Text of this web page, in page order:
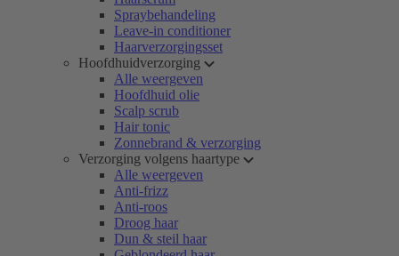
Spraybehandeling
Leave-in conditioner
Haarverzorgingsset
Hoofdhuidverzorging
Alle weergeven
Hoofdhuid olie
Scalp scrub
Hair tonic
Zonnebrand & verzorging
Verzorging volgens haartype
Alle weergeven
Anti-frizz
Anti-roos
Droog haar
Dun & steil haar